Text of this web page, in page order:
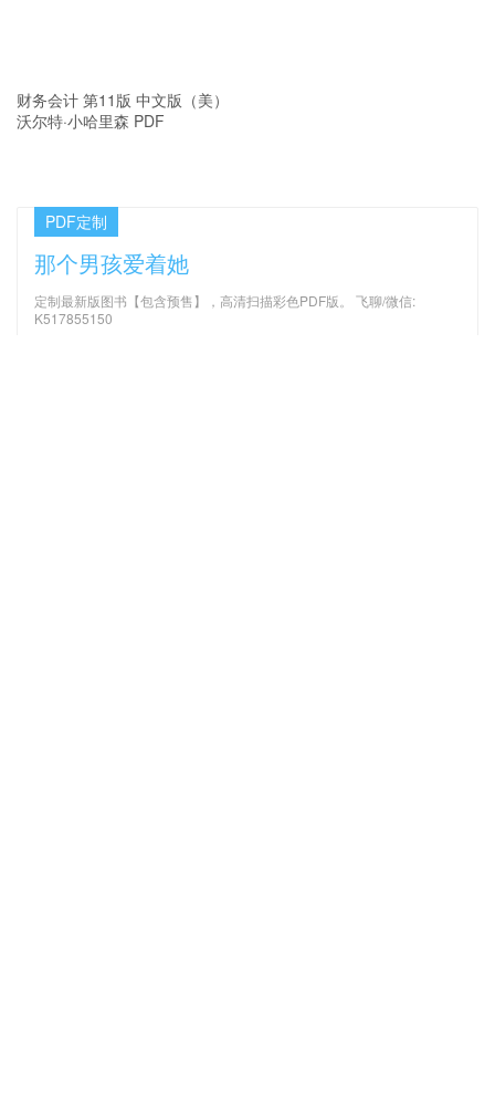
财务会计 第11版 中文版（美）
沃尔特·小哈里森 PDF
PDF定制
那个男孩爱着她
定制最新版图书【包含预售】，高清扫描彩色PDF版。 飞聊/微信:
K517855150